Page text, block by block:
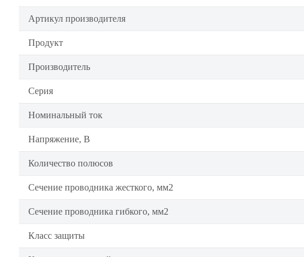
Артикул производителя
Продукт
Производитель
Серия
Номинальный ток
Напряжение, В
Количество полюсов
Сечение проводника жесткого, мм2
Сечение проводника гибкого, мм2
Класс защиты